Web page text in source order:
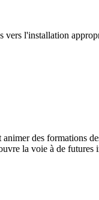
vers l'installation
des formations
la voie à de